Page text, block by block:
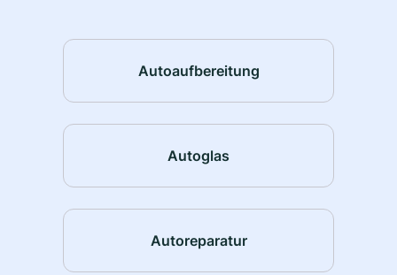
Autoaufbereitung
Autoglas
Autoreparatur